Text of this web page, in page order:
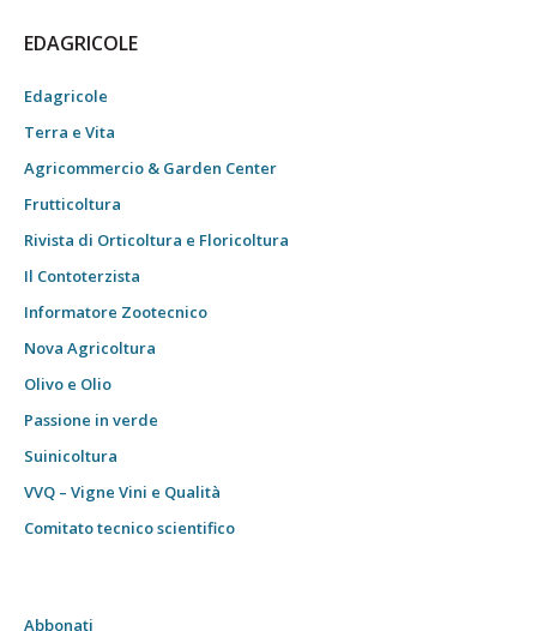
EDAGRICOLE
Edagricole
Terra e Vita
Agricommercio & Garden Center
Frutticoltura
Rivista di Orticoltura e Floricoltura
Il Contoterzista
Informatore Zootecnico
Nova Agricoltura
Olivo e Olio
Passione in verde
Suinicoltura
VVQ – Vigne Vini e Qualità
Comitato tecnico scientifico
Abbonati